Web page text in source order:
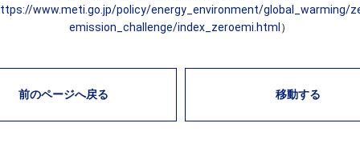
www.meti.go.jp/policy/energy_environment/global_warming/
emission_challenge/index_zeroemi.html ）
前のページへ戻る 移動する